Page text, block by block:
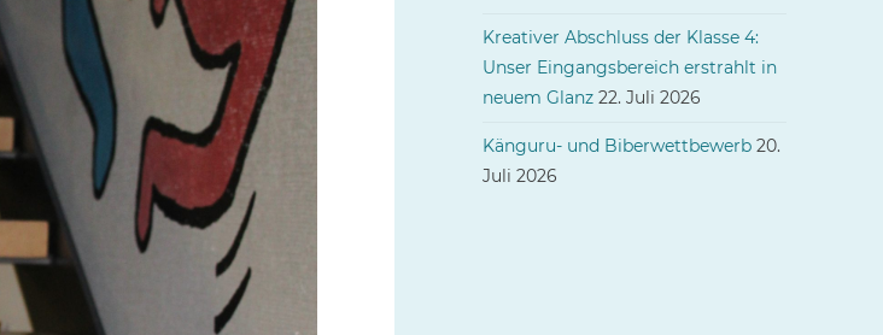
Kreativer Abschluss der Klasse 4:
Unser Eingangsbereich erstrahlt in
neuem Glanz 22. Juli 2026
Känguru- und Biberwettbewerb 20.
Juli 2026